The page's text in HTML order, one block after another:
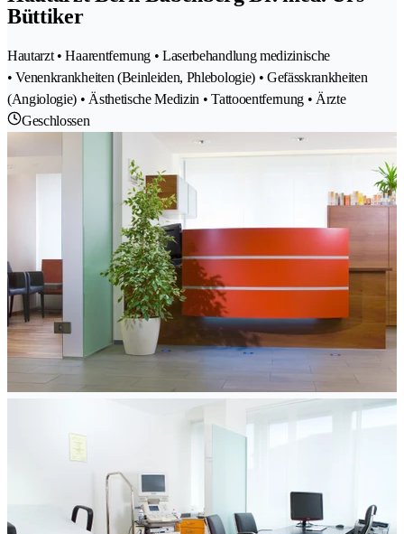
Büttiker
Hautarzt • Haarentfernung • Laserbehandlung medizinische
• Venenkrankheiten (Beinleiden, Phlebologie) • Gefässkrankheiten
(Angiologie) • Ästhetische Medizin • Tattooentfernung • Ärzte
Geschlossen